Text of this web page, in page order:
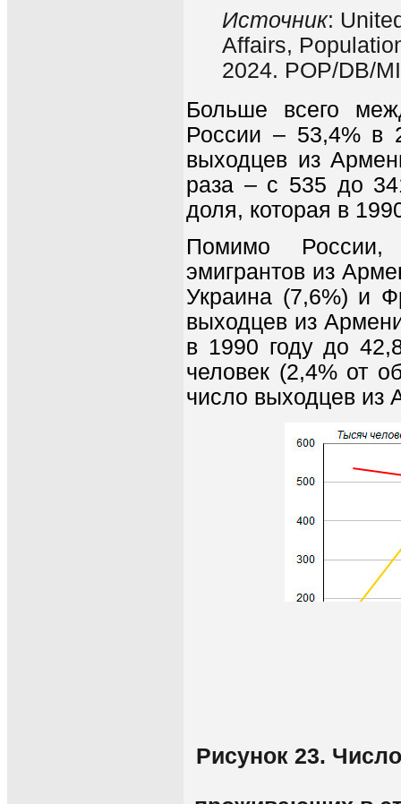
Источник:
Affairs,
2024. POP/DB/
Больше всего
России – 53,4% в
выходцев из
раза – с 535 до
доля, которая в
Помимо России,
эмигрантов из
Украина (7,6%) и
выходцев из
в 1990 году до
человек (2,4% от
число выходцев из
Рисунок 23.